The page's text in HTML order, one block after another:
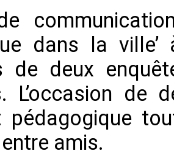
de
dans la
de deux
L’occasion de
pédagogique
amis.